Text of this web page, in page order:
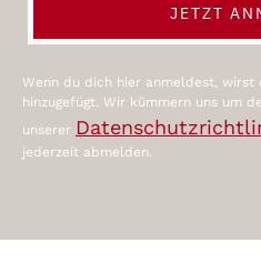
JETZT
Wenn du dich hier anmeldest, wirst
hinzugefügt. Wir kümmern uns um
unserer
jederzeit abmelden.